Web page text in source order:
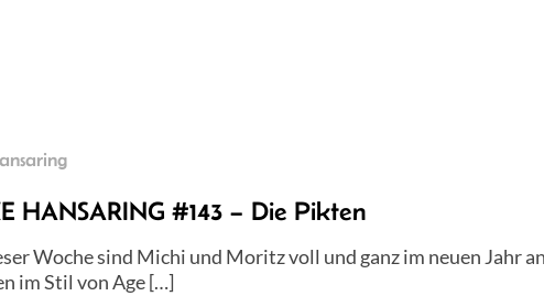
HANSARING #143 – Die Pikten
Woche sind Michi und Moritz voll und ganz im neuen Jahr
im Stil von Age […]